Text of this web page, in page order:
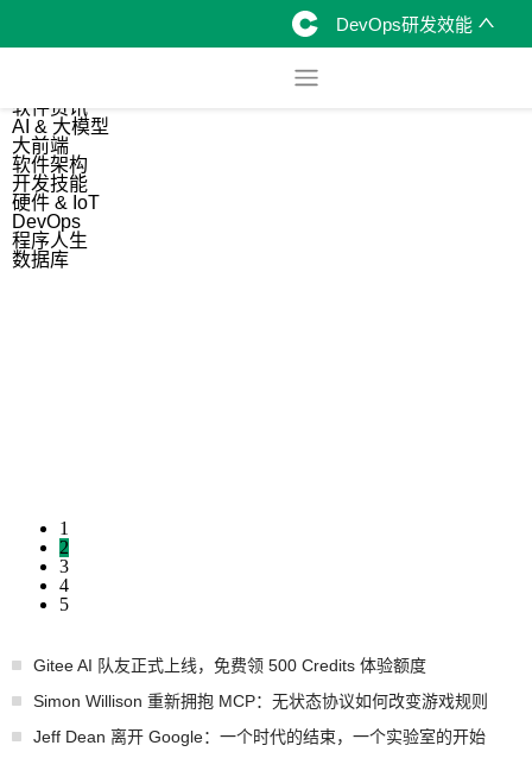
DevOps研发效能
软件资讯
AI & 大模型
大前端
软件架构
开发技能
硬件 & IoT
DevOps
程序人生
数据库
1
2
3
4
5
Gitee AI 队友正式上线，免费领 500 Credits 体验额度
Simon Willison 重新拥抱 MCP：无状态协议如何改变游戏规则
Jeff Dean 离开 Google：一个时代的结束，一个实验室的开始